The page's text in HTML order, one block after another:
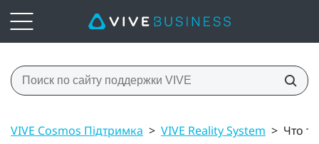
VIVE Cosmos Підтримка > VIVE Reality System > Что